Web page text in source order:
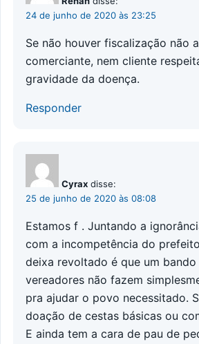
24 de junho de 2020 às 23:25
Se não houver fiscalização não
comerciante, nem cliente
gravidade da doença.
Responder
Cyrax disse:
25 de junho de 2020 às 08:08
Estamos f . Juntando a
com a incompetência do
deixa revoltado é que um
vereadores não fazem
pra ajudar o povo necessitado.
doação de cestas básicas ou
E ainda tem a cara de pau de